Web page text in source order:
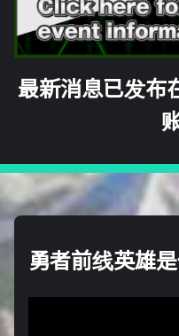
最新消息已发布
勇者前线英雄